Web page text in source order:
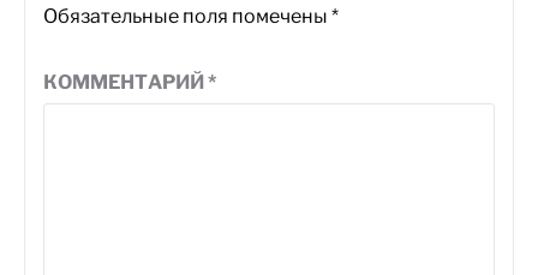
Обязательные поля помечены *
КОММЕНТАРИЙ*